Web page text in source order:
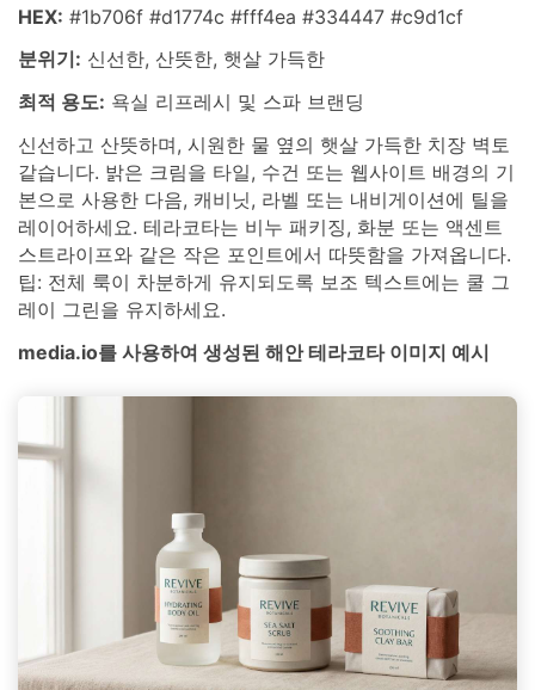
HEX: #1b706f #d1774c #fff4ea #334447 #c9d1cf
분위기: 신선한, 산뜻한, 햇살 가득한
최적 용도: 욕실 리프레시 및 스파 브랜딩
신선하고 산뜻하며, 시원한 물 옆의 햇살 가득한 치장 벽토
같습니다. 밝은 크림을 타일, 수건 또는 웹사이트 배경의 기
본으로 사용한 다음, 캐비닛, 라벨 또는 내비게이션에 틸을
레이어하세요. 테라코타는 비누 패키징, 화분 또는 액센트
스트라이프와 같은 작은 포인트에서 따뜻함을 가져옵니다.
팁: 전체 룩이 차분하게 유지되도록 보조 텍스트에는 쿨 그
레이 그린을 유지하세요.
media.io를 사용하여 생성된 해안 테라코타 이미지 예시